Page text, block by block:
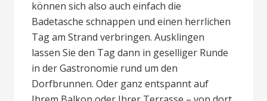
können sich also auch einfach die
Badetasche schnappen und einen herrlichen
Tag am Strand verbringen. Ausklingen
lassen Sie den Tag dann in geselliger Runde
in der Gastronomie rund um den
Dorfbrunnen. Oder ganz entspannt auf